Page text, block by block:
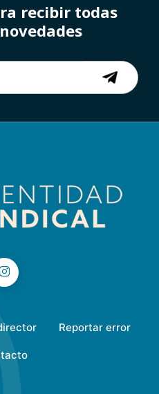
recibir todas
Reportar error